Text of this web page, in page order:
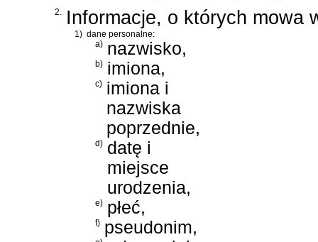
2. Informacje, o których mowa
1) dane personalne:
a) nazwisko,
b) imiona,
c) imiona i
nazwiska
poprzednie,
d) datę i
miejsce
urodzenia,
e) płeć,
f) pseudonim,